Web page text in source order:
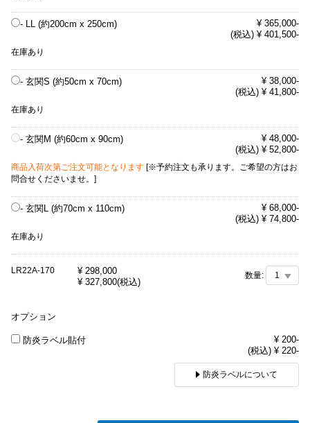
- LL (約200cm x 250cm)
¥ 365,000-
(税込) ¥ 401,500-
在庫あり
- 玄関S (約50cm x 70cm)
¥ 38,000-
(税込) ¥ 41,800-
在庫あり
- 玄関M (約60cm x 90cm)
¥ 48,000-
(税込) ¥ 52,800-
商品入荷次第ご注文可能となります [※予約注文も承ります。ご希望の方はお
問合せくださいませ。]
- 玄関L (約70cm x 110cm)
¥ 68,000-
(税込) ¥ 74,800-
在庫あり
LR22A-170 ¥ 298,000
¥ 327,800(税込)
数量:
オプション
防炎ラベル貼付
¥ 200-
(税込) ¥ 220-
防炎ラベルについて